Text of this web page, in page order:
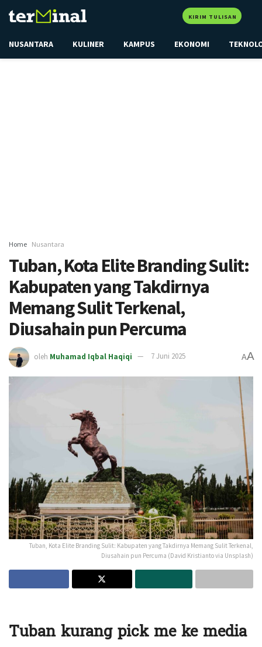
KIRIM TULISAN
NUSANTARA KULINER KAMPUS EKONOMI
Home Nusantara
Tuban, Kota Elite Branding Sulit:
Kabupaten yang Takdirnya
Memang Sulit Terkenal,
Diusahain pun Percuma
oleh Muhamad Iqbal Haqiqi 7 Juni 2025 AA
Tuban, Kota Elite Branding Sulit: Kabupaten yang Takdirnya Memang Sulit Terkenal,
Diusahain pun Percuma (David Kristianto via Unsplash)
Tuban kurang pick me ke media